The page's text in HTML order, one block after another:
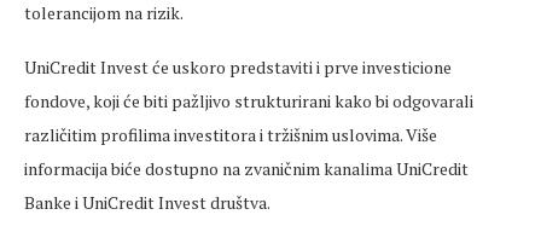
tolerancijom na rizik.
UniCredit Invest će uskoro predstaviti i prve investicione
fondove, koji će biti pažljivo strukturirani kako bi odgovarali
različitim profilima investitora i tržišnim uslovima. Više
informacija biće dostupno na zvaničnim kanalima UniCredit
Banke i UniCredit Invest društva.